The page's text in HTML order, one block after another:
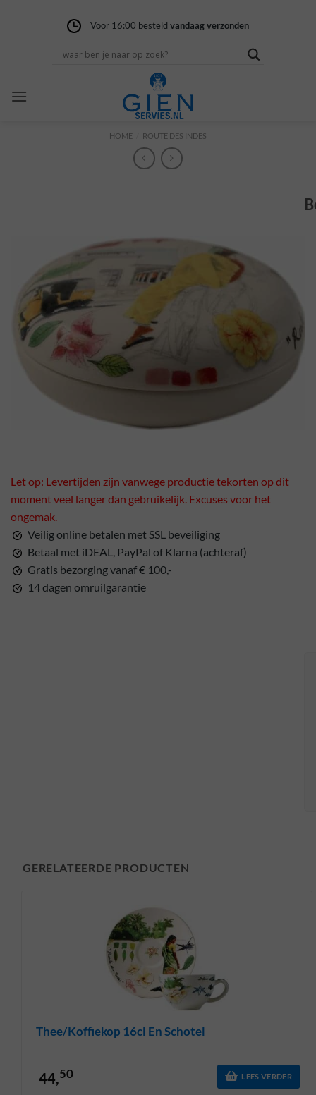
Gratis verzendingvanaf 100,-
Voor 16:00 besteld vandaag verzonden
14 dagen niet goedgeld terug
HOME ROUTE DES INDES
Let op: Levertijden zijn vanwege productie tekorten op dit
moment veel langer dan gebruikelijk. Excuses voor het
ongemak.
Veilig online betalen met SSL beveiliging
Betaal met iDEAL, PayPal of Klarna (achteraf)
Gratis bezorging vanaf € 100,-
14 dagen omruilgarantie
GERELATEERDE PRODUCTEN
Thee/koffiekop 16cl En Schotel
44,50 LEES VERDER